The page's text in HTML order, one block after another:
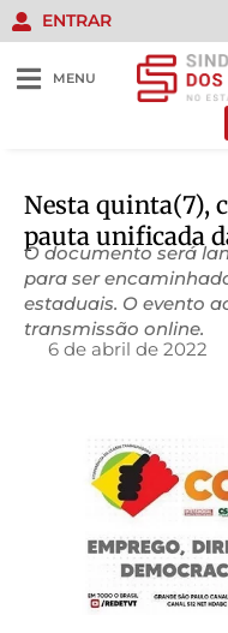
ENTRAR
MENU
Nesta quinta(7),
pauta unificada
O documento será
para ser
estaduais. O evento
transmissão online.
6 de abril de 2022